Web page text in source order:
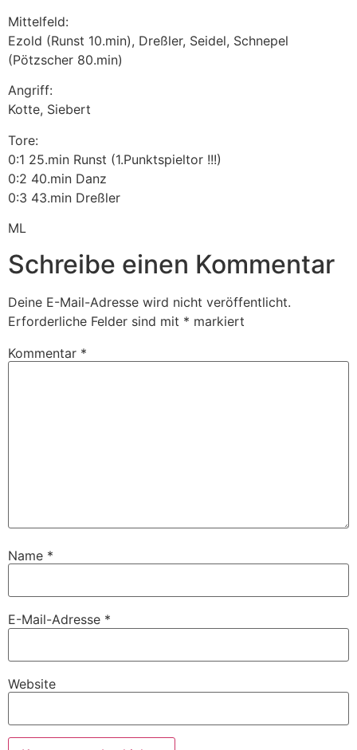
Mittelfeld:
Ezold (Runst 10.min), Dreßler, Seidel, Schnepel
(Pötzscher 80.min)
Angriff:
Kotte, Siebert
Tore:
0:1 25.min Runst (1.Punktspieltor !!!)
0:2 40.min Danz
0:3 43.min Dreßler
ML
Schreibe einen Kommentar
Deine E-Mail-Adresse wird nicht veröffentlicht.
Erforderliche Felder sind mit * markiert
Kommentar *
Name *
E-Mail-Adresse *
Website